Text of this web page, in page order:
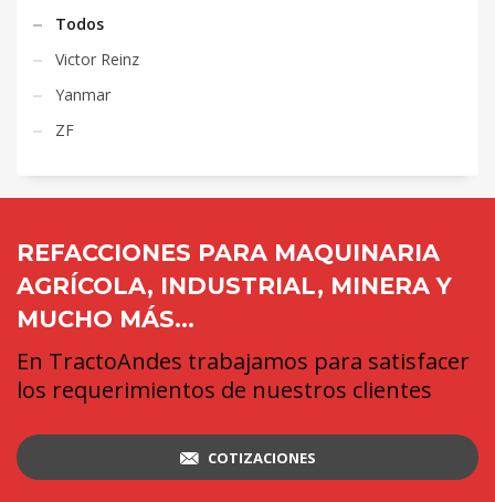
Todos
Victor Reinz
Yanmar
ZF
REFACCIONES PARA MAQUINARIA
AGRÍCOLA, INDUSTRIAL, MINERA Y
MUCHO MÁS...
En TractoAndes trabajamos para satisfacer
los requerimientos de nuestros clientes
COTIZACIONES